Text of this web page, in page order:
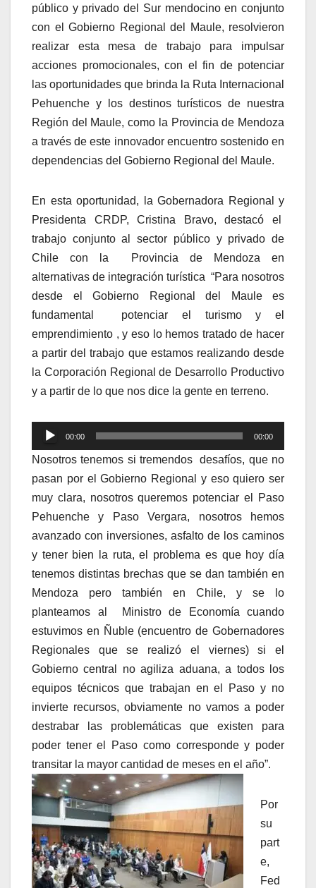
público y privado del Sur mendocino en conjunto
con el Gobierno Regional del Maule, resolvieron
realizar esta mesa de trabajo para impulsar
acciones promocionales, con el fin de potenciar
las oportunidades que brinda la Ruta Internacional
Pehuenche y los destinos turísticos de nuestra
Región del Maule, como la Provincia de Mendoza
a través de este innovador encuentro sostenido en
dependencias del Gobierno Regional del Maule.
En esta oportunidad, la Gobernadora Regional y
Presidenta CRDP, Cristina Bravo, destacó el
trabajo conjunto al sector público y privado de
Chile con la Provincia de Mendoza en
alternativas de integración turística “Para nosotros
desde el Gobierno Regional del Maule es
fundamental potenciar el turismo y el
emprendimiento , y eso lo hemos tratado de hacer
a partir del trabajo que estamos realizando desde
la Corporación Regional de Desarrollo Productivo
y a partir de lo que nos dice la gente en terreno.
Reproductor
de
00:00 00:00
Nosotros tenemos si tremendos desafíos, que no
pasan por el Gobierno Regional y eso quiero ser
muy clara, nosotros queremos potenciar el Paso
Pehuenche y Paso Vergara, nosotros hemos
avanzado con inversiones, asfalto de los caminos
y tener bien la ruta, el problema es que hoy día
tenemos distintas brechas que se dan también en
Mendoza pero también en Chile, y se lo
planteamos al Ministro de Economía cuando
estuvimos en Ñuble (encuentro de Gobernadores
Regionales que se realizó el viernes) si el
Gobierno central no agiliza aduana, a todos los
equipos técnicos que trabajan en el Paso y no
invierte recursos, obviamente no vamos a poder
destrabar las problemáticas que existen para
poder tener el Paso como corresponde y poder
transitar la mayor cantidad de meses en el año”.
Por
su
part
e,
Fed